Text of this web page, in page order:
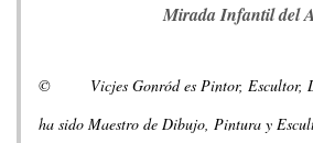
Mirada Infantil del
© Vicjes Gonród es Pintor, Escultor,
ha sido Maestro de Dibujo, Pintura y